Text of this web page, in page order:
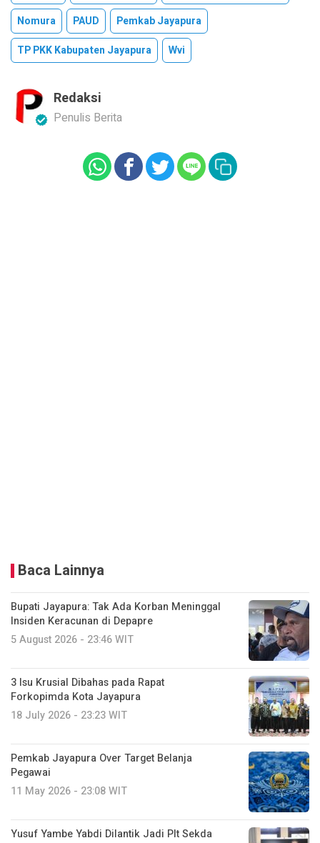
Nomura
PAUD
Pemkab Jayapura
TP PKK Kabupaten Jayapura
Wvi
Redaksi
Penulis Berita
Baca Lainnya
Bupati Jayapura: Tak Ada Korban Meninggal
Insiden Keracunan di Depapre
5 August 2026 - 23:46 WIT
3 Isu Krusial Dibahas pada Rapat
Forkopimda Kota Jayapura
18 July 2026 - 23:23 WIT
Pemkab Jayapura Over Target Belanja
Pegawai
11 May 2026 - 23:08 WIT
Yusuf Yambe Yabdi Dilantik Jadi Plt Sekda